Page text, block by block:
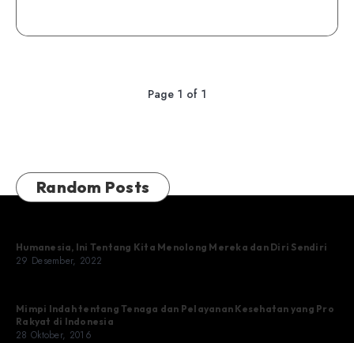
Page 1 of 1
Random Posts
Humanesia, Ini Tentang Kita Menolong Mereka dan Diri Sendiri
29 Desember, 2022
Mimpi Indah tentang Tenaga dan Pelayanan Kesehatan yang Pro
Rakyat di Indonesia
28 Oktober, 2016